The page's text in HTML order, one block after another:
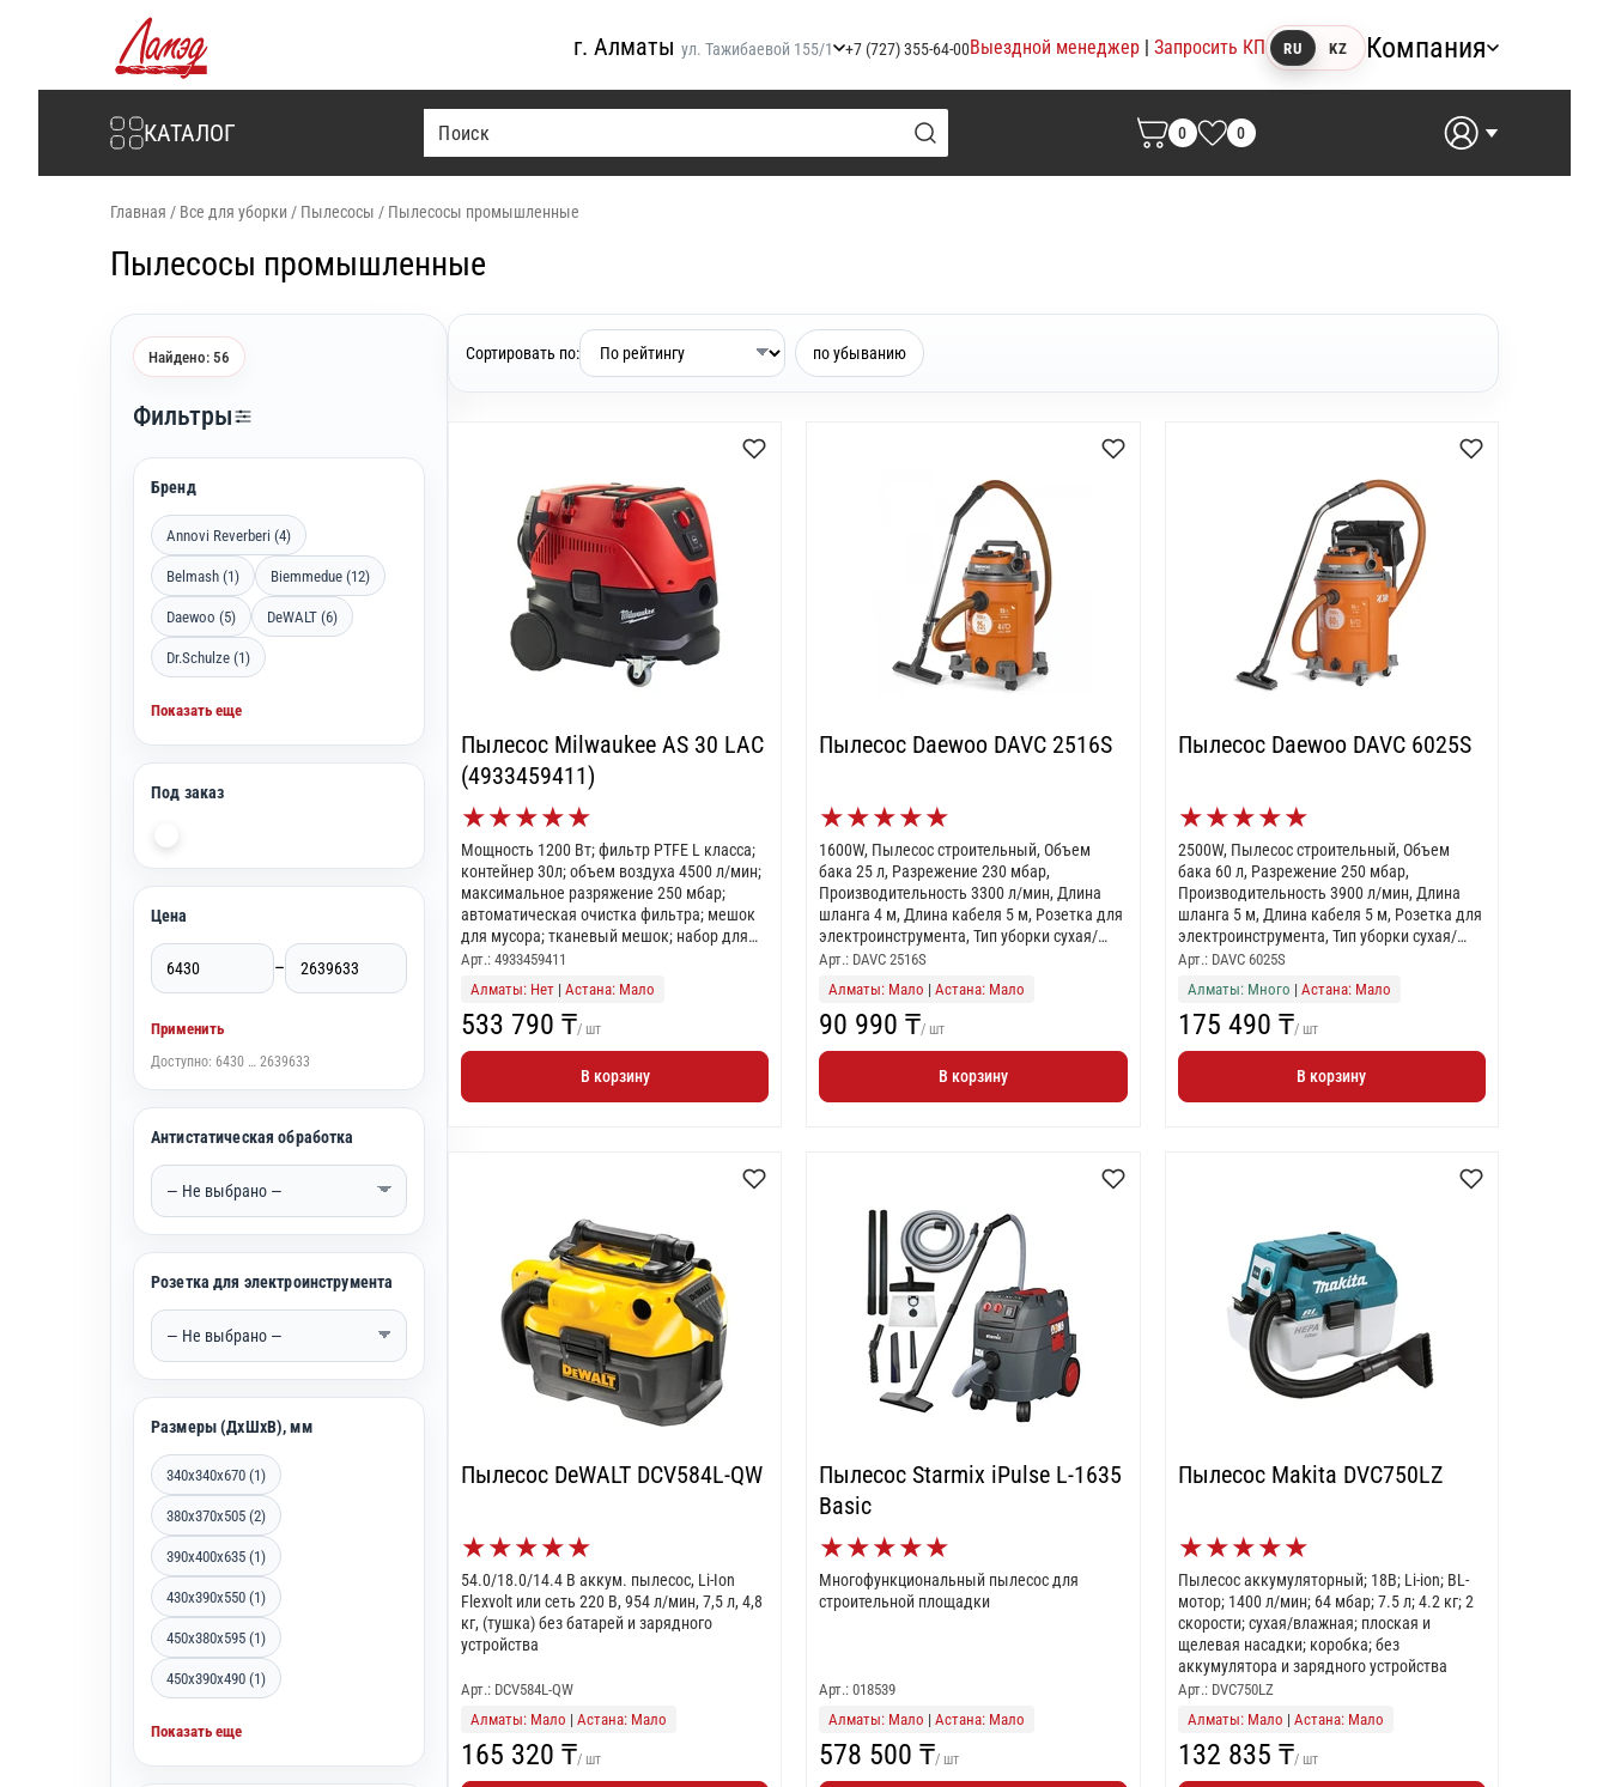
Интернет-магазин Ламэд
г. Алматы ул. Тажибаевой 155/1 +7 (727) 355-64-00Выездной менеджер | Запросить КП RU KZ Компания
КАТАЛОГ 0 0
Главная / Все для уборки / Пылесосы / Пылесосы промышленные
Пылесосы промышленные
Найдено: 56
Фильтры
Бренд
Annovi Reverberi (4)
Belmash (1) Biemmedue (12)
Daewoo (5) DeWALT (6)
Dr.Schulze (1)
Показать еще
Под заказ
Цена
–
Применить
Доступно: 6430 … 2639633
Антистатическая обработка
Розетка для электроинструмента
Размеры (ДхШхВ), мм
340х340х670 (1)
380x370x505 (2)
390x400x635 (1)
430х390х550 (1)
450x380x595 (1)
450x390x490 (1)
Показать еще
Сортировать по: по убыванию
Пылесос Milwaukee AS 30 LAC
(4933459411)
★★★★★
Мощность 1200 Вт; фильтр PTFE L класса;
контейнер 30л; объем воздуха 4500 л/мин;
максимальное разряжение 250 мбар;
автоматическая очистка фильтра; мешок
для мусора; тканевый мешок; набор для
чистки пола; шланг 4м-диаметр 36 мм; вес
Арт.: 4933459411
Алматы: Нет | Астана: Мало
533 790 ₸/ шт
В корзину
Пылесос Daewoo DAVC 2516S
★★★★★
1600W, Пылесос строительный, Объем
бака 25 л, Разрежение 230 мбар,
Производительность 3300 л/мин, Длина
шланга 4 м, Длина кабеля 5 м, Розетка для
электроинструмента, Тип уборки сухая/
влажная, Тип фильтра HEPA+, Функция
Арт.: DAVC 2516S
Алматы: Мало |Астана: Мало
90 990 ₸/ шт
В корзину
Пылесос Daewoo DAVC 6025S
★★★★★
2500W, Пылесос строительный, Объем
бака 60 л, Разрежение 250 мбар,
Производительность 3900 л/мин, Длина
шланга 5 м, Длина кабеля 5 м, Розетка для
электроинструмента, Тип уборки сухая/
влажная, Тип фильтра HEPA+, Функция
Арт.: DAVC 6025S
Алматы: Много | Астана: Мало
175 490 ₸/ шт
В корзину
Пылесос DeWALT DCV584L-QW
★★★★★
54.0/18.0/14.4 В аккум. пылесос, Li-Ion
Flexvolt или сеть 220 В, 954 л/мин, 7,5 л, 4,8
кг, (тушка) без батарей и зарядного
устройства
Арт.: DCV584L-QW
Алматы: Мало | Астана: Мало
165 320 ₸/ шт
Пылесос Starmix iPulse L-1635
Basic
★★★★★
Многофункциональный пылесос для
строительной площадки
Арт.: 018539
Алматы: Мало |Астана: Мало
578 500 ₸/ шт
Пылесос Makita DVC750LZ
★★★★★
Пылесос аккумуляторный; 18В; Li-ion; BL-
мотор; 1400 л/мин; 64 мбар; 7.5 л; 4.2 кг; 2
скорости; сухая/влажная; плоская и
щелевая насадки; коробка; без
аккумулятора и зарядного устройства
Арт.: DVC750LZ
Алматы: Мало | Астана: Мало
132 835 ₸/ шт